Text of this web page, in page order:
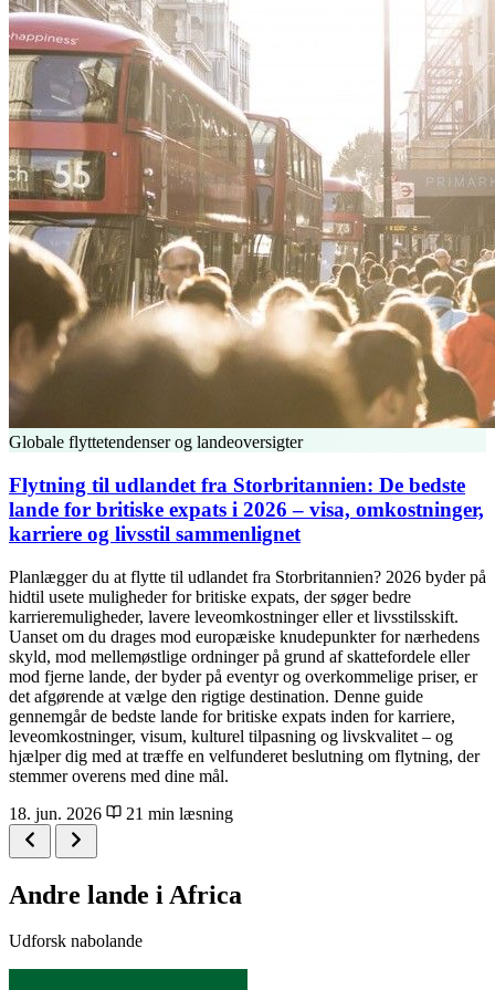
Globale flyttetendenser og landeoversigter
Flytning til udlandet fra Storbritannien: De bedste
lande for britiske expats i 2026 – visa, omkostninger,
karriere og livsstil sammenlignet
Planlægger du at flytte til udlandet fra Storbritannien? 2026 byder på
hidtil usete muligheder for britiske expats, der søger bedre
karrieremuligheder, lavere leveomkostninger eller et livsstilsskift.
Uanset om du drages mod europæiske knudepunkter for nærhedens
skyld, mod mellemøstlige ordninger på grund af skattefordele eller
mod fjerne lande, der byder på eventyr og overkommelige priser, er
det afgørende at vælge den rigtige destination. Denne guide
gennemgår de bedste lande for britiske expats inden for karriere,
leveomkostninger, visum, kulturel tilpasning og livskvalitet – og
hjælper dig med at træffe en velfunderet beslutning om flytning, der
stemmer overens med dine mål.
18. jun. 2026
21 min læsning
Andre lande i Africa
Udforsk nabolande